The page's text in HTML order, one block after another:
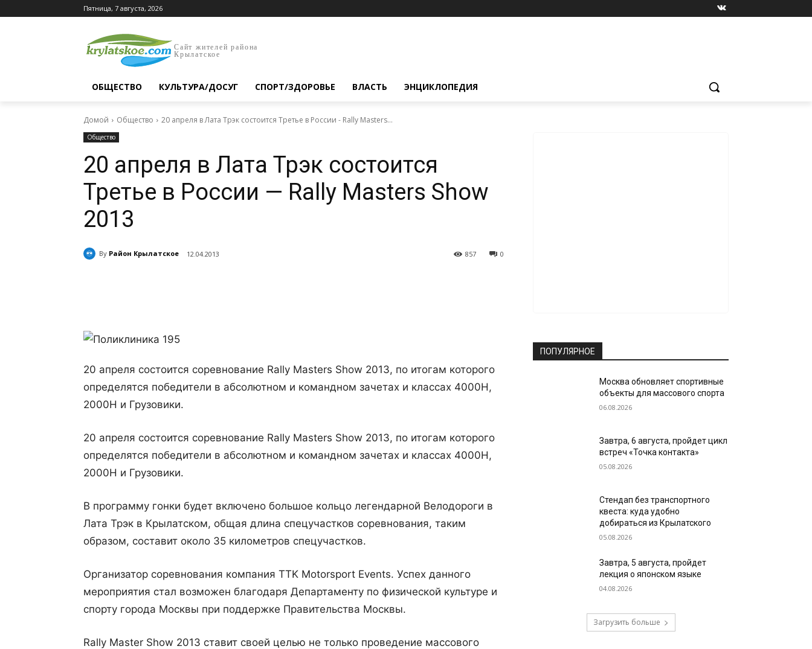
Пятница, 7 августа, 2026
Сайт жителей района
Крылатское
ОБЩЕСТВО КУЛЬТУРА/ДОСУГ СПОРТ/ЗДОРОВЬЕ ВЛАСТЬ ЭНЦИКЛОПЕДИЯ
Домой Общество 20 апреля в Лата Трэк состоится Третье в России - Rally Masters...
Общество
20 апреля в Лата Трэк состоится
Третье в России — Rally Masters Show
2013
By Район Крылатское 12.04.2013 0
857
20 апреля состоится соревнование Rally Masters Show 2013, по итогам которого
определятся победители в абсолютном и командном зачетах и классах 4000Н,
2000Н и Грузовики.
20 апреля состоится соревнование Rally Masters Show 2013, по итогам которого
определятся победители в абсолютном и командном зачетах и классах 4000Н,
2000Н и Грузовики.
В программу гонки будет включено большое кольцо легендарной Велодороги в
Лата Трэк в Крылатском, общая длина спецучастков соревнования, таким
образом, составит около 35 километров спецучастков.
Организатор соревнования компания TTK Motorsport Events. Успех данного
мероприятия стал возможен благодаря Департаменту по физической культуре и
спорту города Москвы при поддержке Правительства Москвы.
Rally Master Show 2013 ставит своей целью не только проведение массового
ПОПУЛЯРНОЕ
Москва обновляет спортивные
объекты для массового спорта
06.08.2026
Завтра, 6 августа, пройдет цикл
встреч «Точка контакта»
05.08.2026
Стендап без транспортного
квеста: куда удобно
добираться из Крылатского
05.08.2026
Завтра, 5 августа, пройдет
лекция о японском языке
04.08.2026
Загрузить больше